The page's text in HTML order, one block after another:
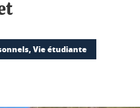
Vie étudiante